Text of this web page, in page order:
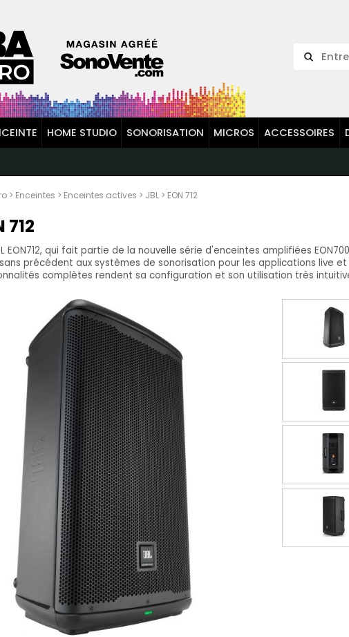
HOME STUDIO SONORISATION MICROS ACCESSOIRES
> Enceintes > Enceintes actives > JBL > EON 712
712
EON712, qui fait partie de la nouvelle série d'enceintes amplifiées
précédent aux systèmes de sonorisation pour les applications live
complètes rendent sa configuration et son utilisation très